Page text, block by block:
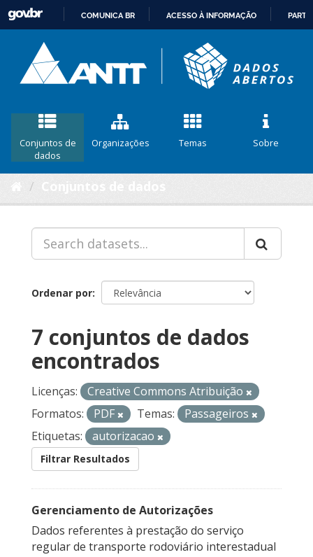
CONTEÚDO
COMUNICA BR ACESSO À INFORMAÇÃO
Conjuntos de
dados
Organizações Temas Sobre
Ordenar por
7 conjuntos de dados
encontrados
Licenças:
Creative Commons Atribuição
Formatos:
PDF Temas:
Passageiros
Etiquetas:
autorizacao
Filtrar Resultados
Gerenciamento de Autorizações
Dados referentes à prestação do serviço
regular de transporte rodoviário interestadual